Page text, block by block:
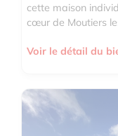
cette maison
cœur de Moutiers
Voir le détail du